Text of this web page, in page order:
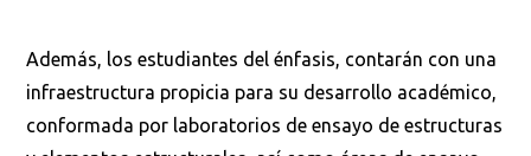
Además, los estudiantes del énfasis, contarán con una
infraestructura propicia para su desarrollo académico,
conformada por laboratorios de ensayo de estructuras